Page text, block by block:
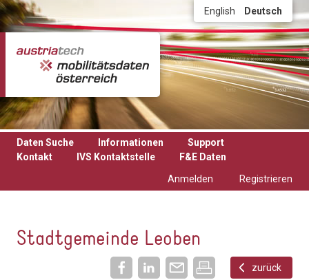
Direkt zum Inhalt English Deutsch
Daten Suche Informationen
Support
Kontakt
IVS Kontaktstelle
F&E Daten
Anmelden
Registrieren
Stadtgemeinde Leoben
zurück